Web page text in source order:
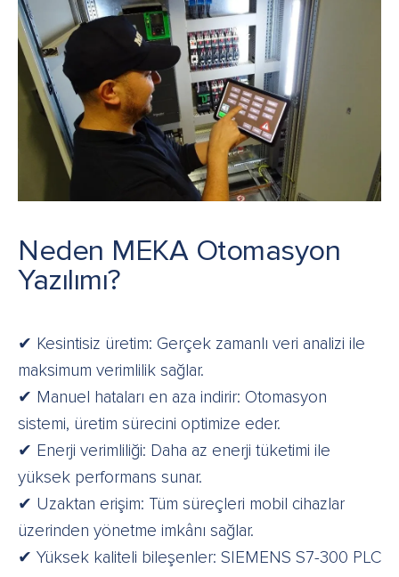
Neden MEKA Otomasyon
Yazılımı?
✔ Kesintisiz üretim: Gerçek zamanlı veri analizi ile
maksimum verimlilik sağlar.
✔ Manuel hataları en aza indirir: Otomasyon
sistemi, üretim sürecini optimize eder.
✔ Enerji verimliliği: Daha az enerji tüketimi ile
yüksek performans sunar.
✔ Uzaktan erişim: Tüm süreçleri mobil cihazlar
üzerinden yönetme imkânı sağlar.
✔ Yüksek kaliteli bileşenler: SIEMENS S7-300 PLC